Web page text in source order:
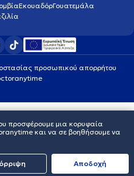
ΕκουαδόρΓουατεμάλα
προσωπικού απορρήτου
προσφέρουμε μια κορυφαία
και να σε βοηθήσουμε να
Aποδοχή